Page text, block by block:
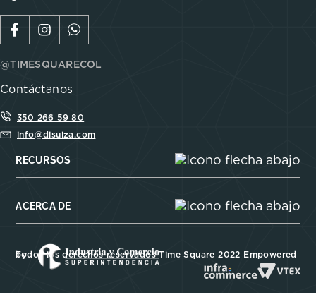
@TIMESQUARECOL
Contáctanos
350 266 59 80
info@disuiza.com
RECURSOS
ACERCA DE
Todos los derechos reservados Time Square 2022 Empowered by